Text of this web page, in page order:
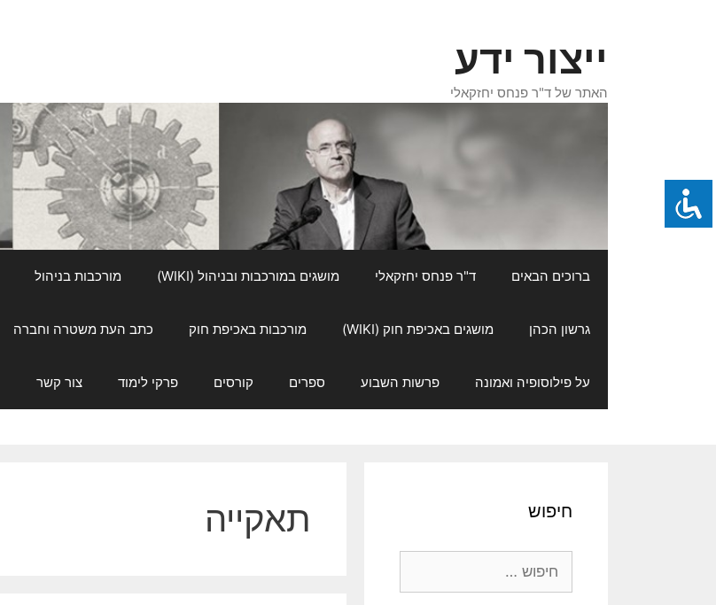
ייצור ידע
האתר של ד"ר פנחס יחזקאלי
ברוכים הבאים ד"ר פנחס יחזקאלי מושגים במורכבות ובניהול (WIKI) מורכבות בניהול
גרשון הכהן מושגים באכיפת חוק (WIKI) מורכבות באכיפת חוק כתב העת משטרה וחברה
על פילוסופיה ואמונה פרשות השבוע ספרים קורסים פרקי לימוד צור קשר
תאקייה חיפוש